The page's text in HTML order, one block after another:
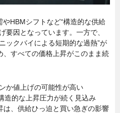
HBMシフトなど“構造的な供給
要因となっています。一方で、
ックバイによる短期的な過熱”が
すべての価格上昇がこのまま続
か値上げの可能性が高い
造的な上昇圧力が続く見込み
は、供給ひっ迫と買い急ぎの影響